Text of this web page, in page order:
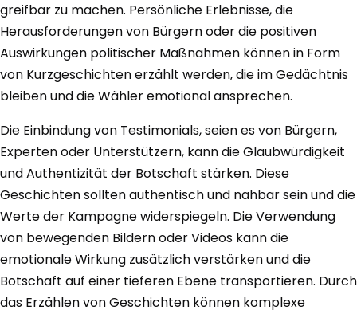
greifbar zu machen. Persönliche Erlebnisse, die
Herausforderungen von Bürgern oder die positiven
Auswirkungen politischer Maßnahmen können in Form
von Kurzgeschichten erzählt werden, die im Gedächtnis
bleiben und die Wähler emotional ansprechen.
Die Einbindung von Testimonials, seien es von Bürgern,
Experten oder Unterstützern, kann die Glaubwürdigkeit
und Authentizität der Botschaft stärken. Diese
Geschichten sollten authentisch und nahbar sein und die
Werte der Kampagne widerspiegeln. Die Verwendung
von bewegenden Bildern oder Videos kann die
emotionale Wirkung zusätzlich verstärken und die
Botschaft auf einer tieferen Ebene transportieren. Durch
das Erzählen von Geschichten können komplexe